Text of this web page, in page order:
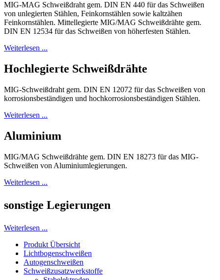
MIG-MAG Schweißdraht gem. DIN EN 440 für das Schweißen
von unlegierten Stählen, Feinkornstählen sowie kaltzähen
Feinkornstählen. Mittellegierte MIG/MAG Schweißdrähte gem.
DIN EN 12534 für das Schweißen von höherfesten Stählen.
Weiterlesen ...
Hochlegierte Schweißdrähte
MIG-Schweißdraht gem. DIN EN 12072 für das Schweißen von
korrosionsbeständigen und hochkorrosionsbeständigen Stählen.
Weiterlesen ...
Aluminium
MIG/MAG Schweißdrähte gem. DIN EN 18273 für das MIG-
Schweißen von Aluminiumlegierungen.
Weiterlesen ...
sonstige Legierungen
Weiterlesen ...
Produkt Übersicht
Lichtbogenschweißen
Autogenschweißen
Schweißzusatzwerkstoffe